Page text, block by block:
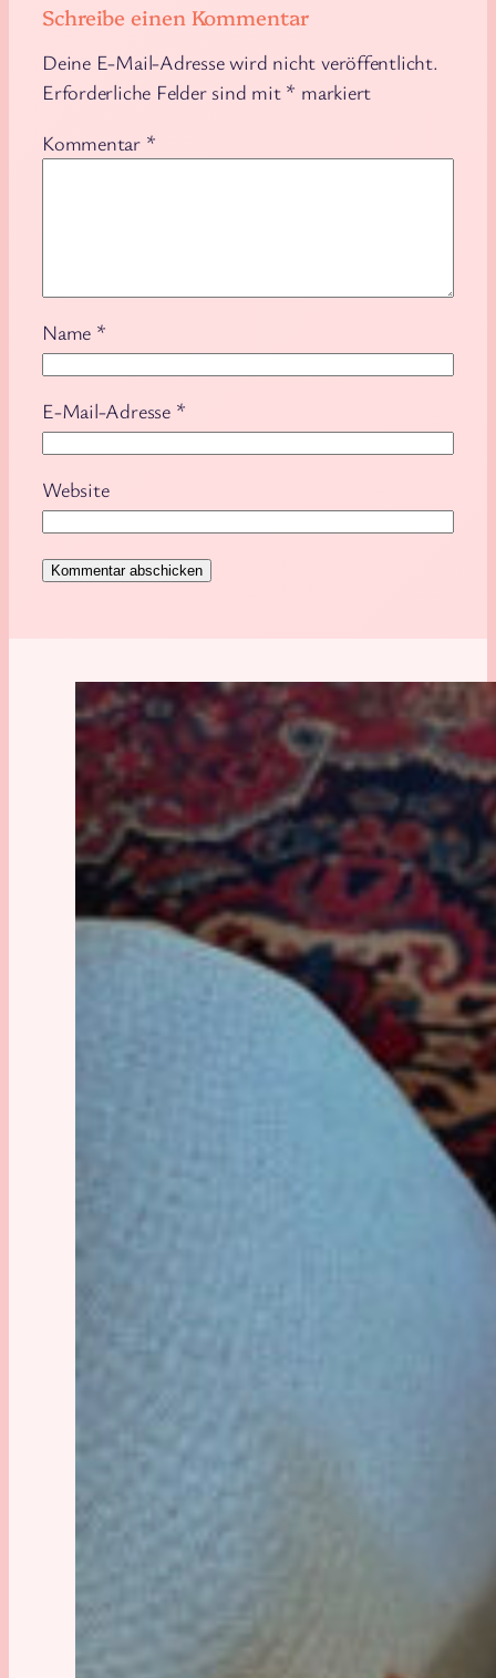
Schreibe einen Kommentar
Deine E-Mail-Adresse wird nicht veröffentlicht.
Erforderliche Felder sind mit * markiert
Kommentar *
Name *
E-Mail-Adresse *
Website